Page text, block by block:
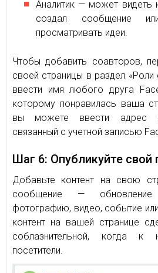
Аналитик — может видеть
создал сообщение
просматривать идеи.
Чтобы добавить соавторов,
своей страницы в раздел
ввести имя любого друга
которому понравилась ваша
вы можете ввести адрес
связанный с учетной записью
Шаг 6: Опубликуйте свой
Добавьте контент на свою
сообщение — обновление
фотографию, видео, событие
контент на вашей странице
соблазнительной, когда к
посетители.